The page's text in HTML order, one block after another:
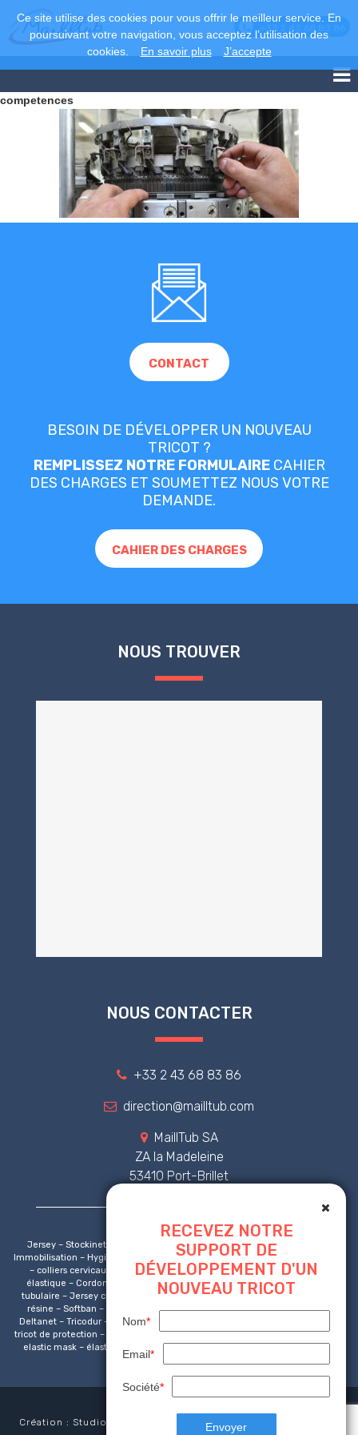
+33 2 43 68 83 86
competences
CONTACT
BESOIN DE DÉVELOPPER UN NOUVEAU
TRICOT ?
REMPLISSEZ NOTRE FORMULAIRECAHIER
DES CHARGES ET SOUMETTEZ NOUS VOTRE
DEMANDE.
CAHIER DES CHARGES
NOUS TROUVER
NOUS CONTACTER
+33 2 43 68 83 86
direction@mailltub.com
MaillTub SA
ZA la Madeleine
53410 Port-Brillet
Jersey – Stockinette – Tricot tubulaire – Tricot circulaire – Orthopédie –
Immobilisation – Hygiène – Protection respiratoire – Attelles – Collier cervical
– colliers cervicaux – Marquage CE – Pansement – Bandage – Cordon
élastique – Cordonnet – Bande sous platre – Masque non tissé – Jersey
tubulaire – Jersey circulaire – Bande platrée – Platre de paris – Bande de
résine – Softban – Bandage tubulaire – Tensogrip – jersey compressif –
Deltanet – Tricodur – Softgrip – Géotextile – Bord-côte – Carnex – Franet –
tricot de protection – comfifast – comfigrip – tubigrip – bord-côte – ear loop –
elastic mask – élastique fixation – elastic polypro – elastic polypropylen –
élastique polypropylène
Création : Studioversion2.com | Mentions légales
RECEVEZ NOTRE
SUPPORT DE
DÉVELOPPEMENT D'UN
NOUVEAU TRICOT
Nom*
Email*
Société*
Ce site utilise des cookies pour vous offrir le meilleur service. En
poursuivant votre navigation, vous acceptez l’utilisation des
cookies.
En savoir plus J’accepte